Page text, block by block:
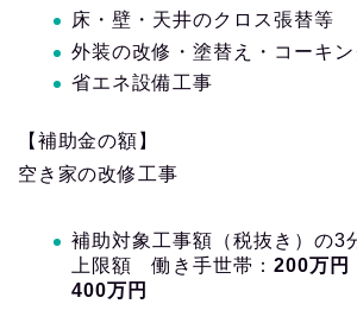
床・壁・天井のクロス張替等
外装の改修・塗替え・コーキ
省エネ設備工事
【補助金の額】
空き家の改修工事
補助対象工事額（税抜き）の3
上限額 働き手世帯： 200万円
400万円